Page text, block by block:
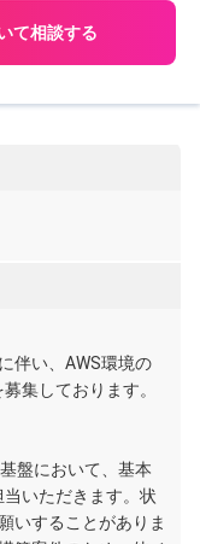
て相談する
伴い、AWS環境の
集しております。
盤において、基本
いただきます。状
いすることがありま